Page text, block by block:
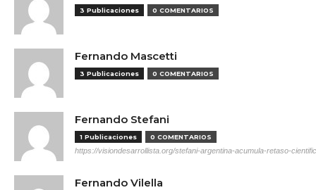
3 Publicaciones 0 COMENTARIOS
Fernando Mascetti
3 Publicaciones 0 COMENTARIOS
Fernando Stefani
1 Publicaciones 0 COMENTARIOS
https://visiondesarrollista.org/stefani-argentina-acumula-retaso-
Fernando Vilella